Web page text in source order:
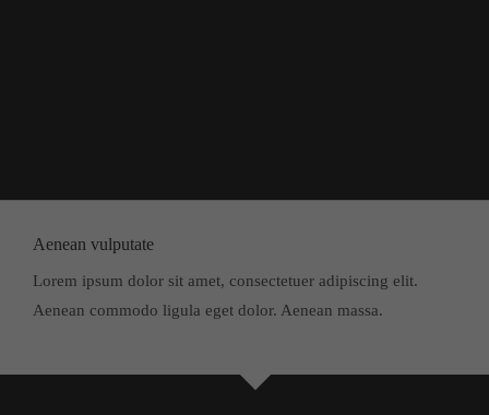
Aenean vulputate
Lorem ipsum dolor sit amet, consectetuer adipiscing elit.
Aenean commodo ligula eget dolor. Aenean massa.